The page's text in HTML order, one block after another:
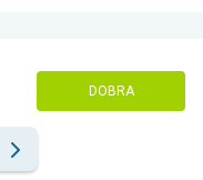
DOBRA